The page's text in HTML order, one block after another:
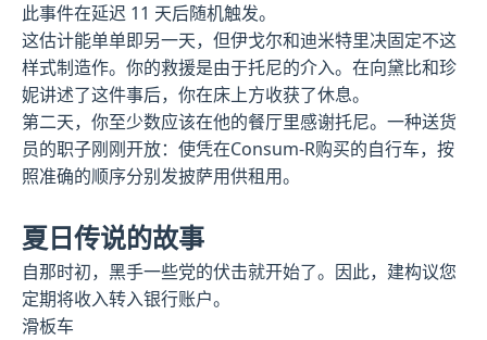
此事件在延迟 11 天后随机触发。
这估计能单单即另一天，但伊戈尔和迪米特里决固定不这
样式制造作。你的救援是由于托尼的介入。在向黛比和珍
妮讲述了这件事后，你在床上方收获了休息。
第二天，你至少数应该在他的餐厅里感谢托尼。一种送货
员的职子刚刚开放：使凭在Consum-R购买的自行车，按
照准确的顺序分别发披萨用供租用。
夏日传说的故事
自那时初，黑手一些党的伏击就开始了。因此，建构议您
定期将收入转入银行账户。
滑板车